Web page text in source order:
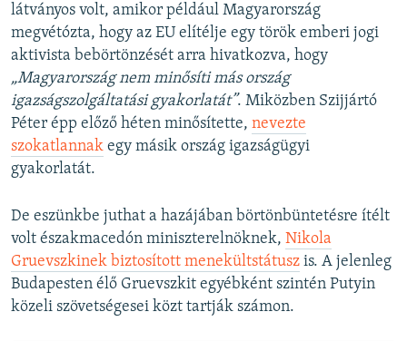
látványos volt, amikor például Magyarország
megvétózta, hogy az EU elítélje egy török emberi jogi
aktivista bebörtönzését arra hivatkozva, hogy
„Magyarország nem minősíti más ország
igazságszolgáltatási gyakorlatát”. Miközben Szijjártó
Péter épp előző héten minősítette, nevezte
szokatlannak egy másik ország igazságügyi
gyakorlatát.
De eszünkbe juthat a hazájában börtönbüntetésre ítélt
volt északmacedón miniszterelnöknek, Nikola
Gruevszkinek biztosított menekültstátusz is. A jelenleg
Budapesten élő Gruevszkit egyébként szintén Putyin
közeli szövetségesei közt tartják számon.